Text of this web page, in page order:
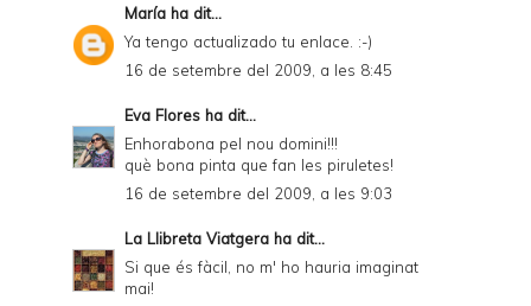
María ha dit...
Ya tengo actualizado tu enlace. :-)
16 de setembre del 2009, a les 8:45
Eva Flores ha dit...
Enhorabona pel nou domini!!!
què bona pinta que fan les piruletes!
16 de setembre del 2009, a les 9:03
La Llibreta Viatgera ha dit...
Si que és fàcil, no m' ho hauria imaginat
mai!